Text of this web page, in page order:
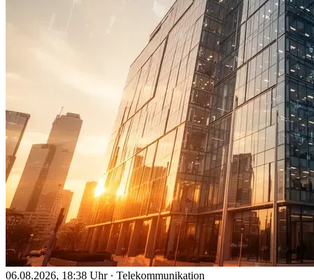
06.08.2026, 18:38 Uhr · Telekommunikation